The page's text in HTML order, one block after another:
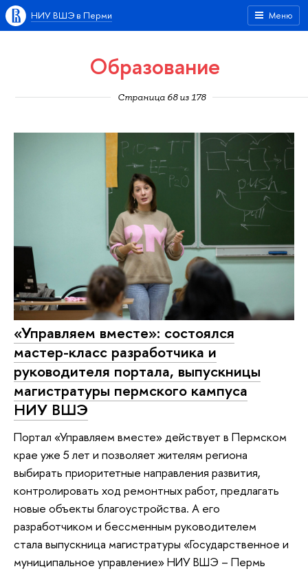
Меню
НИУ ВШЭ в Перми
Образование
Страница 68 из 178
«Управляем вместе»: состоялся
мастер-класс разработчика и
руководителя портала, выпускницы
магистратуры пермского кампуса
НИУ ВШЭ
Портал «Управляем вместе» действует в Пермском
крае уже 5 лет и позволяет жителям региона
выбирать приоритетные направления развития,
контролировать ход ремонтных работ, предлагать
новые объекты благоустройства. А его
разработчиком и бессменным руководителем
стала выпускница магистратуры «Государственное и
муниципальное управление» НИУ ВШЭ – Пермь